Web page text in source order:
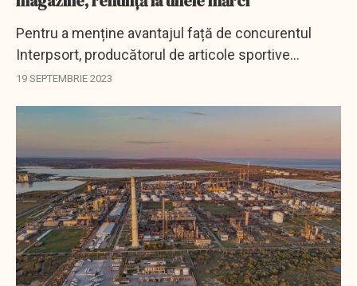
Pentru a menține avantajul față de concurentul
Interpsort, producătorul de articole sportive
Decathlon a decis să adopte o nouă strategie. Pe
19 SEPTEMBRIE 2023